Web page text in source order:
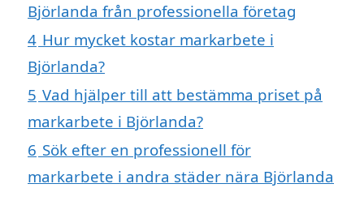
Björlanda från professionella företag
4 Hur mycket kostar markarbete i
Björlanda?
5 Vad hjälper till att bestämma priset på
markarbete i Björlanda?
6 Sök efter en professionell för
markarbete i andra städer nära Björlanda